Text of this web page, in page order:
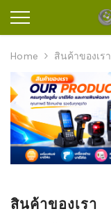
Home สินค้าของเรา
สินค้าของเรา